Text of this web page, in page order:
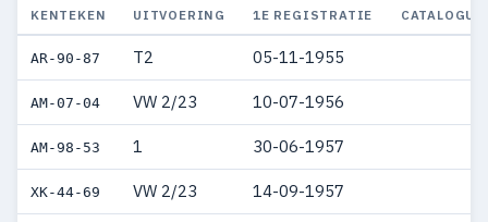
KENTEKEN UITVOERING 1E REGISTRATIE
AR-90-87 T2 05-11-1955
AM-07-04 VW 2/23 10-07-1956
AM-98-53 1 30-06-1957
XK-44-69 VW 2/23 14-09-1957